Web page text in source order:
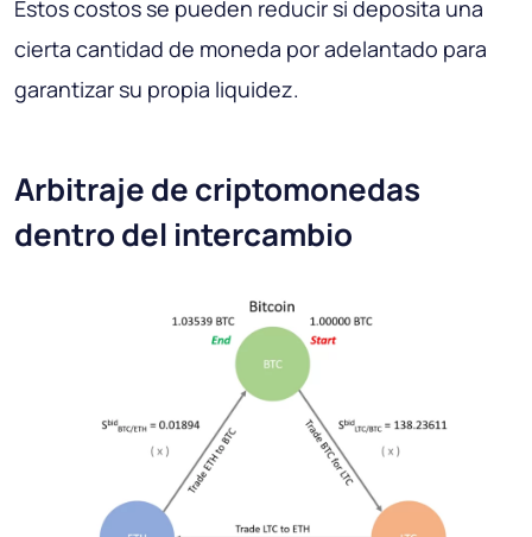
Estos costos se pueden reducir si deposita una
cierta cantidad de moneda por adelantado para
garantizar su propia liquidez.
Arbitraje de criptomonedas
dentro del intercambio